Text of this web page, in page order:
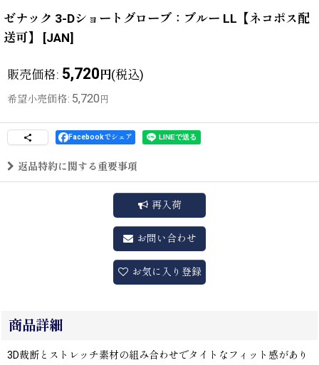
ゼナック 3-Dショートグローブ：ブルー LL【ネコポス配
送可】
[JAN]
販売価格: 5,720円(税込)
希望小売価格: 5,720 円
Facebookでシェア
返品特約に関する重要事項
再入荷
お問い合わせ
お気に入り登録
商品詳細
3D裁断とストレッチ素材の組み合わせでタイトなフィット感があり